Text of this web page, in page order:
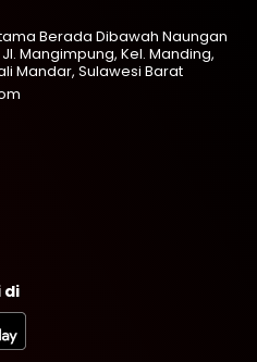
Berada Dibawah Naungan
Mangimpung, Kel. Manding,
Mandar, Sulawesi Barat
di